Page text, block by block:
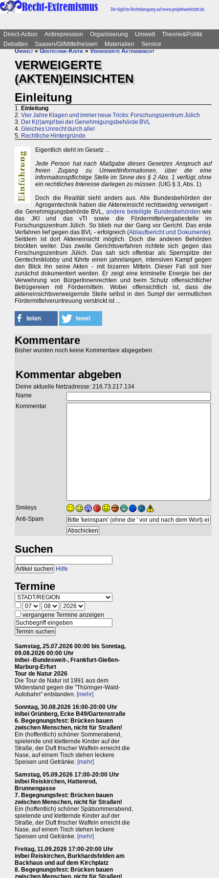
Direct-Action Antirepression Organisierung Umwelt
Theorie&Politik
Debatten
Saasen/GI/Mittelhessen Materialien
Service
Umwelt»Gentechnik-Kritik»Verweigerte Akteneinsicht
VERWEIGERTE
(AKTEN)EINSICHTEN
Einleitung
1. Einleitung
2. Vier Jahre Klagen und immer neue Tricks: Forschungszentrum Jülich
3. Der K(r)ampf bei der Genehmigungsbehörde BVL
4. Gleiches Unrecht durch alle!
5. Rechtliche Hintergründe
Eigentlich steht im Gesetz ...
Jede Person hat nach Maßgabe dieses Gesetzes Anspruch auf
freien Zugang zu Umweltinformationen, über die eine
informationspflichtige Stelle im Sinne des § 2 Abs. 1 verfügt, ohne
ein rechtliches Interesse darlegen zu müssen. (UIG § 3, Abs. 1)
Doch die Realität sieht anders aus. Alle Bundesbehörden der
Agrogentechnik haben die Akteneinsicht rechtswidrig verweigert -
die Genehmigungsbehörde BVL, andere beteiligte Bundesbehörden wie
das JKI und das vTI sowie die Fördermittelvergabestelle im
Forschungszentrum Jülich. So blieb nur der Gang vor Gericht. Das erste
Verfahren lief gegen das BVL - erfolgreich (Ablaufbericht und Dokumente).
Seitdem ist dort Akteneinsicht möglich. Doch die anderen Behörden
blockten weiter. Das zweite Gerichtsverfahren richtete sich gegen das
Forschungszentrum Jülich. Das sah sich offenbar als Sperrspitze der
Gentechniklobby und führte einen jahrelangen, intensiven Kampf gegen
den Blick ihn seine Akten - mit bizarren Mitteln. Dieser Fall soll hier
zunächst dokumentiert werden. Er zeigt eine kriminelle Energie bei der
Verwehrung von BürgerInnenrechten und beim Schutz offensichtlicher
Betrügereien mit Fördermitteln. Wobei offensichtlich ist, dass die
akteneinsichtsverweigernde Stelle selbst in den Sumpf der vermutlichen
Fördermittelveruntreuung verstrickt ist ...
Kommentare
Bisher wurden noch keine Kommentare abgegeben.
Kommentar abgeben
Deine aktuelle Netzadresse: 216.73.217.134
Name
Kommentar
Smileys
Anti-Spam
Suchen
Hilfe
Termine
vergangene Termine anzeigen
Samstag, 25.07.2026 00:00 bis Sonntag,
09.08.2026 00:00 Uhr
in/bei -Bundesweit-, Frankfurt-Gießen-
Marburg-Erfurt
Tour de Natur 2026
Die Tour de Natur ist 1991 aus dem
Widerstand gegen die "Thüringer-Wald-
Autobahn" entstanden. [mehr]
Sonntag, 30.08.2026 16:00-20:00 Uhr
in/bei Grünberg, Ecke B49/Gartenstraße
6. Begegnungsfest: Brücken bauen
zwischen Menschen, nicht für Straßen!
Ein (hoffentlich) schöner Sommerabend,
spielende und kletternde Kinder auf der
Straße, der Duft frischer Waffeln erreicht die
Nase, auf einem Tisch stehen leckere
Speisen und Getränke. [mehr]
Samstag, 05.09.2026 17:00-20:00 Uhr
in/bei Reiskirchen, Hattenrod,
Brunnengasse
7. Begegnungsfest: Brücken bauen
zwischen Menschen, nicht für Straßen!
Ein (hoffentlich) schöner Spätsommerabend,
spielende und kletternde Kinder auf der
Straße, der Duft frischer Waffeln erreicht die
Nase, auf einem Tisch stehen leckere
Speisen und Getränke. [mehr]
Freitag, 11.09.2026 17:00-20:00 Uhr
in/bei Reiskirchen, Burkhardsfelden am
Backhaus und auf dem Kirchplatz
8. Begegnungsfest: Brücken bauen